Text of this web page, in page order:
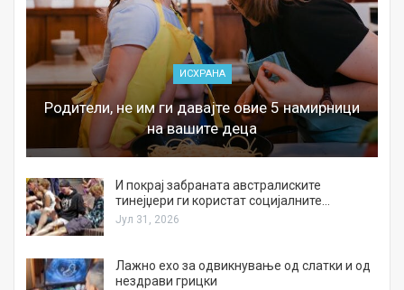
ИСХРАНА
Родители, не им ги давајте овие 5 намирници
на вашите деца
И покрај забраната австралиските
тинејџери ги користат социјалните…
Јул 31, 2026
Лажно ехо за одвикнување од слатки и од
нездрави грицки